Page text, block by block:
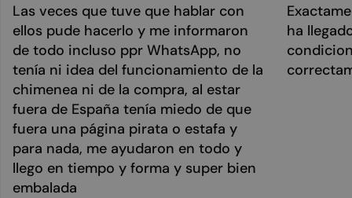
Las veces que tuve que hablar con
ellos pude hacerlo y me informaron
de todo incluso ppr WhatsApp, no
tenía ni idea del funcionamiento de la
chimenea ni de la compra, al estar
fuera de España tenía miedo de que
fuera una página pirata o estafa y
para nada, me ayudaron en todo y
llego en tiempo y forma y super bien
embalada
ha